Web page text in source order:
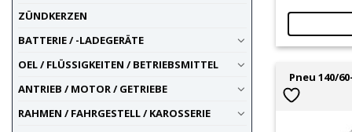
ZÜNDKERZEN
BATTERIE / -LADEGERÄTE
OEL / FLÜSSIGKEITEN / BETRIEBSMITTEL
ANTRIEB / MOTOR / GETRIEBE
RAHMEN / FAHRGESTELL / KAROSSERIE
Pneu 140/